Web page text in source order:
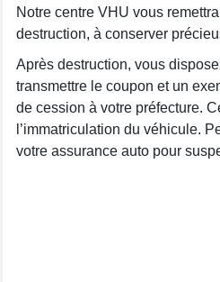
Notre centre VHU vous
destruction, à conserver
Après destruction, vous
transmettre le coupon et un
de cession à votre préfecture.
l’immatriculation du véhicule.
votre assurance auto pour